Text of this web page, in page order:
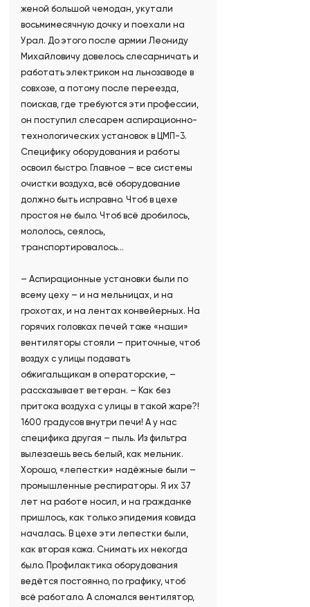
женой большой чемодан, укутали
восьмимесячную дочку и поехали на
Урал. До этого после армии Леониду
Михайловичу довелось слесарничать и
работать электриком на льнозаводе в
совхозе, а потому после переезда,
поискав, где требуются эти профессии,
он поступил слесарем аспирационно-
технологических установок в ЦМП-3.
Специфику оборудования и работы
освоил быстро. Главное – все системы
очистки воздуха, всё оборудование
должно быть исправно. Чтоб в цехе
простоя не было. Чтоб всё дробилось,
мололось, сеялось,
транспортировалось…
– Аспирационные установки были по
всему цеху – и на мельницах, и на
грохотах, и на лентах конвейерных. На
горячих головках печей тоже «наши»
вентиляторы стояли – приточные, чтоб
воздух с улицы подавать
обжигальщикам в операторские, –
рассказывает ветеран. – Как без
притока воздуха с улицы в такой жаре?!
1600 градусов внутри печи! А у нас
специфика другая – пыль. Из фильтра
вылезаешь весь белый, как мельник.
Хорошо, «лепестки» надёжные были –
промышленные респираторы. Я их 37
лет на работе носил, и на гражданке
пришлось, как только эпидемия ковида
началась. В цехе эти лепестки были,
как вторая кожа. Снимать их некогда
было. Профилактика оборудования
ведётся постоянно, по графику, чтоб
всё работало. А сломался вентилятор,